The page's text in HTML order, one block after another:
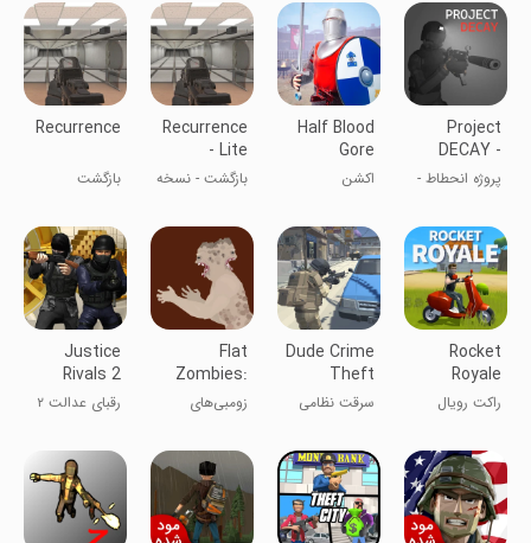
Project
DECAY -
Bodycam
FPS
پروژه انحطاط -
بدن
Half Blood
Gore
Combat
اکشن
Recurrence
- Lite
بازگشت - نسخه
Recurrence
بازگشت
Rocket
Royale
راکت رویال
Dude Crime
Theft
Military:
Open World
سرقت نظامی
سندباکس
Flat
Zombies:
Defense&Cleanup
زومبی‌های
پاک‌سازی
Justice
Rivals 2
Cops&Robbers
رقبای عدالت ۲
خلافکار